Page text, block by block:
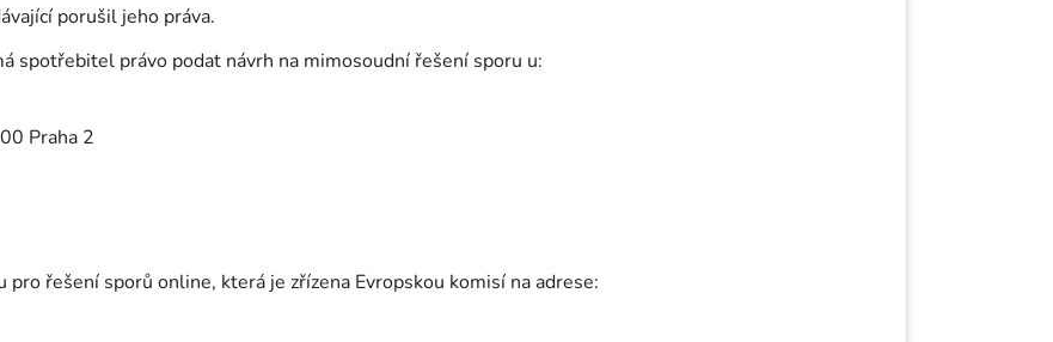
porušil jeho práva.
spotřebitel právo podat návrh na mimosoudní řešení sporu u:
Praha 2
řešení sporů online, která je zřízena Evropskou komisí na adrese: